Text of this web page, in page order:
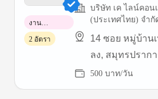
บริษัท เค ไลน์คอน
(ประเทศไทย) จำกั
14 ซอย หมู่บ้าน
ลง, สมุทรปราก
500 บาท/วัน
งาน
พาร์ทไทม์
2 อัตรา